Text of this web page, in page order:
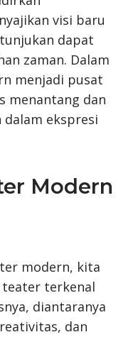
visi baru
dapat
zaman. Dalam
menjadi pusat
menantang dan
dalam ekspresi
Modern
modern, kita
terkenal
diantaranya
dan